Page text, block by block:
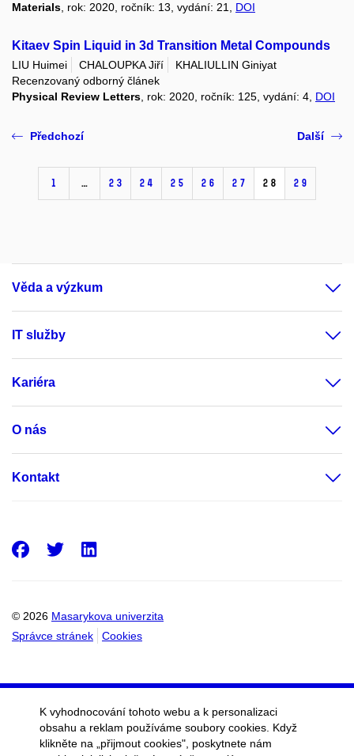
Materials , rok: 2020, ročník: 13, vydání: 21, DOI
Kitaev Spin Liquid in 3d Transition Metal Compounds
LIU Huimei CHALOUPKA Jiří
KHALIULLIN Giniyat
Recenzovaný odborný článek
Physical Review Letters, rok: 2020, ročník: 125, vydání: 4, DOI
Předchozí
1 … 23 24 25 26 27 28 29
Další
Věda a výzkum
IT služby
Kariéra
O nás
Kontakt
© 2026 Masarykova univerzita
Správce stránek
Cookies
Facebook
Twitter
K vyhodnocování tohoto webu a k personalizaci
obsahu a reklam používáme soubory cookies. Když
klikněte na „přijmout cookies", poskytnete nám